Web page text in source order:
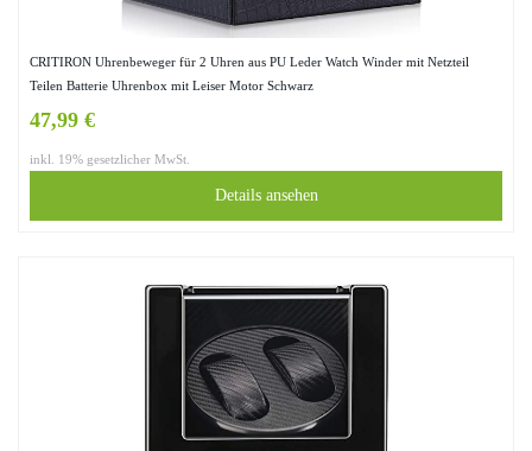
CRITIRON Uhrenbeweger für 2 Uhren aus PU Leder Watch Winder mit Netzteil
Teilen Batterie Uhrenbox mit Leiser Motor Schwarz
47,99 €
inkl. 19% gesetzlicher MwSt.
Details ansehen